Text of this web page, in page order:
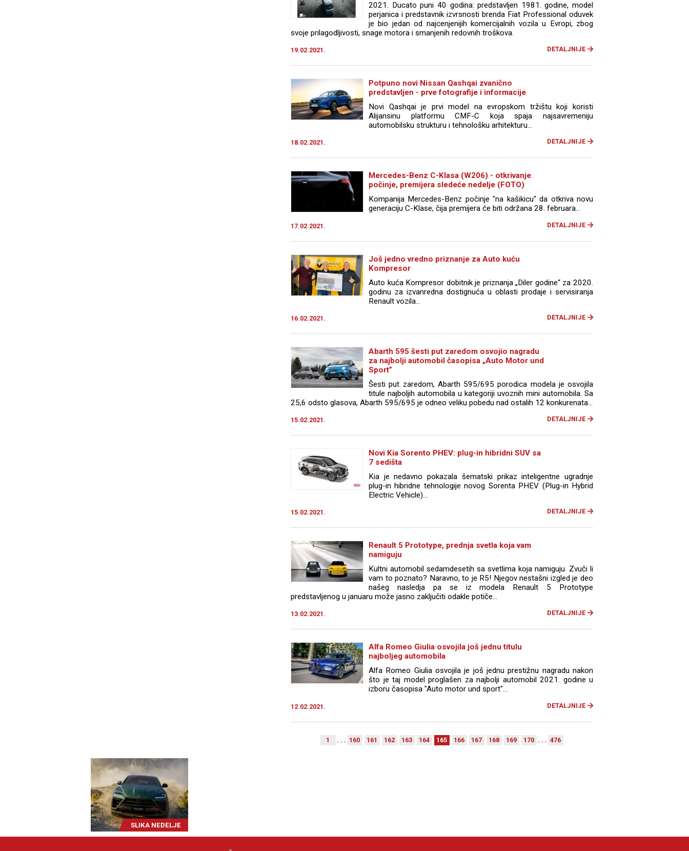
2021. Ducato puni 40 godina: predstavljen 1981. godine, model
perjanica i predstavnik izvrsnosti brenda Fiat Professional oduvek
je bio jedan od najcenjenijih komercijalnih vozila u Evropi, zbog
svoje prilagodljivosti, snage motora i smanjenih redovnih troškova.
19.02.2021. DETALJNIJE
Potpuno novi Nissan Qashqai zvanično
predstavljen - prve fotografije i informacije
Novi Qashqai je prvi model na evropskom tržištu koji koristi
Alijansinu platformu CMF-C koja spaja najsavremeniju
automobilsku strukturu i tehnološku arhitekturu...
18.02.2021. DETALJNIJE
Mercedes-Benz C-Klasa (W206) - otkrivanje
počinje, premijera sledeće nedelje (FOTO)
Kompanija Mercedes-Benz počinje "na kašikicu" da otkriva novu
generaciju C-Klase, čija premijera će biti održana 28. februara...
17.02.2021. DETALJNIJE
Još jedno vredno priznanje za Auto kuću
Kompresor
Auto kuća Kompresor dobitnik je priznanja „Diler godine“ za 2020.
godinu za izvanredna dostignuća u oblasti prodaje i servisiranja
Renault vozila...
16.02.2021. DETALJNIJE
Abarth 595 šesti put zaredom osvojio nagradu
za najbolji automobil časopisa „Auto Motor und
Sport”
Šesti put zaredom, Abarth 595/695 porodica modela je osvojila
titule najboljih automobila u kategoriji uvoznih mini automobila. Sa
25,6 odsto glasova, Abarth 595/695 je odneo veliku pobedu nad ostalih 12 konkurenata...
15.02.2021. DETALJNIJE
Novi Kia Sorento PHEV: plug-in hibridni SUV sa
7 sedišta
Kia je nedavno pokazala šematski prikaz inteligentne ugradnje
plug-in hibridne tehnologije novog Sorenta PHEV (Plug-in Hybrid
Electric Vehicle)...
15.02.2021. DETALJNIJE
Renault 5 Prototype, prednja svetla koja vam
namiguju
Kultni automobil sedamdesetih sa svetlima koja namiguju. Zvuči li
vam to poznato? Naravno, to je R5! Njegov nestašni izgled je deo
našeg nasledja pa se iz modela Renault 5 Prototype
predstavljenog u januaru može jasno zaključiti odakle potiče...
13.02.2021. DETALJNIJE
Alfa Romeo Giulia osvojila još jednu titulu
najboljeg automobila
Alfa Romeo Giulia osvojila je još jednu prestižnu nagradu nakon
što je taj model proglašen za najbolji automobil 2021. godine u
izboru časopisa "Auto motor und sport"...
12.02.2021. DETALJNIJE
1 . . . 160 161 162 163 164 165 166 167 168 169 170 . . . 476
SLIKA NEDELJE